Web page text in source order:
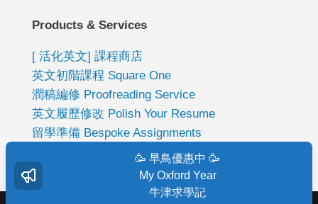
Products & Services
[ 活化英文] 課程商店
英文初階課程 Square One
潤稿編修 Proofreading Service
英文履歷修改 Polish Your Resume
留學準備 Bespoke Assignments
🥳 早鳥優惠中 🥳
My Oxford Year
牛津求學記